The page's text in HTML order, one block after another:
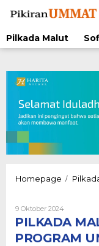
Pilkada Malut
Homepage /
9 Oktober 2024Oleh
PILKADA
PROGRAM